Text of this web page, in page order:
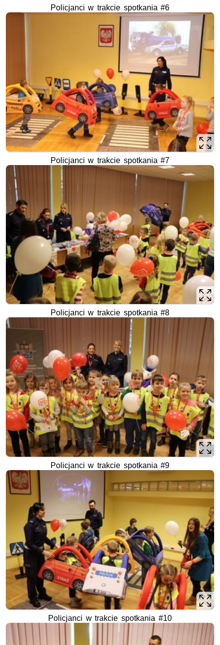
Policjanci w trakcie spotkania #6
Policjanci w trakcie spotkania #7
Policjanci w trakcie spotkania #8
Policjanci w trakcie spotkania #9
Policjanci w trakcie spotkania #10